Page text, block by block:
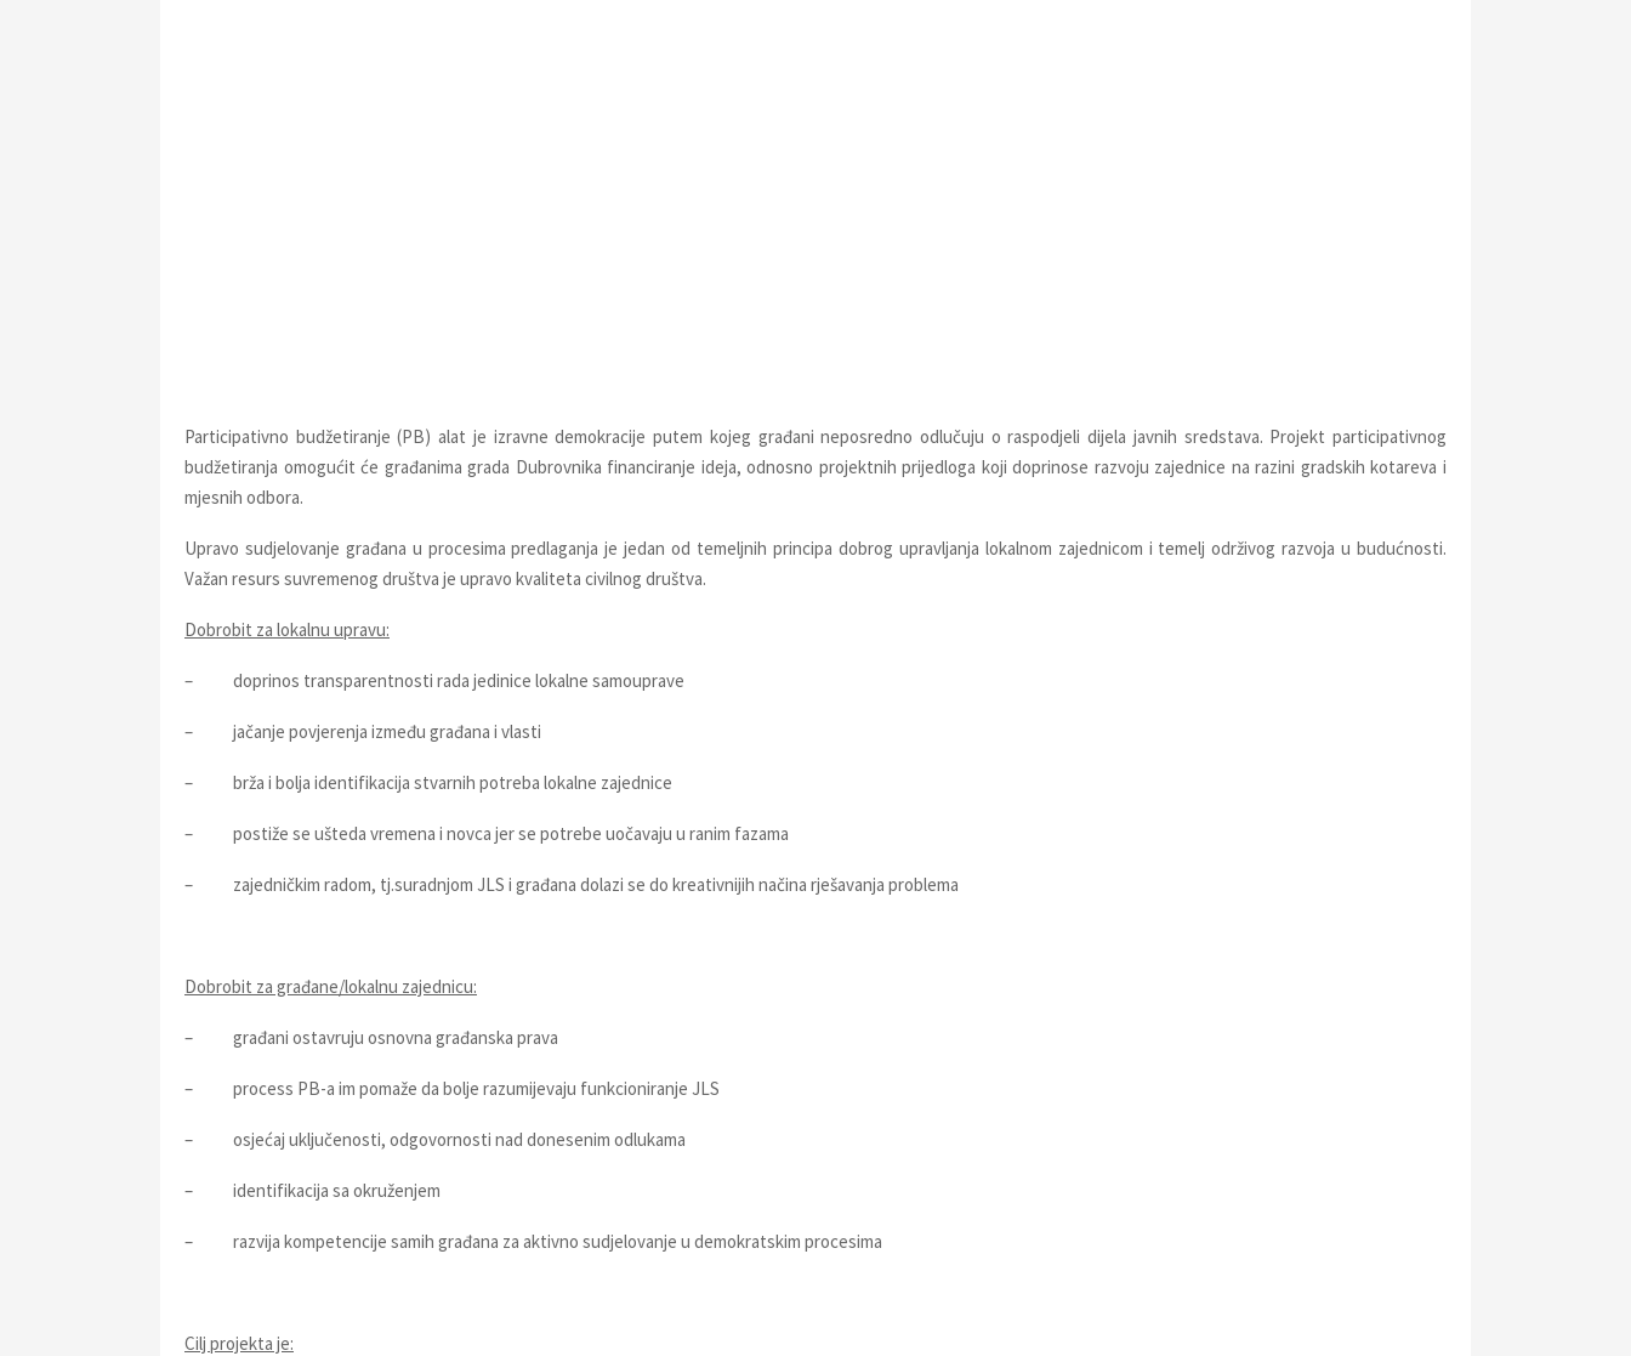
Participativno budžetiranje (PB) alat je izravne demokracije putem kojeg građani neposredno odlučuju o raspodjeli dijela javnih sredstava. Projekt participativnog
budžetiranja omogućit će građanima grada Dubrovnika financiranje ideja, odnosno projektnih prijedloga koji doprinose razvoju zajednice na razini gradskih kotareva i
mjesnih odbora.
Upravo sudjelovanje građana u procesima predlaganja je jedan od temeljnih principa dobrog upravljanja lokalnom zajednicom i temelj održivog razvoja u budućnosti.
Važan resurs suvremenog društva je upravo kvaliteta civilnog društva.
Dobrobit za lokalnu upravu:
– doprinos transparentnosti rada jedinice lokalne samouprave
– jačanje povjerenja između građana i vlasti
– brža i bolja identifikacija stvarnih potreba lokalne zajednice
– postiže se ušteda vremena i novca jer se potrebe uočavaju u ranim fazama
– zajedničkim radom, tj.suradnjom JLS i građana dolazi se do kreativnijih načina rješavanja problema
Dobrobit za građane/lokalnu zajednicu:
– građani ostavruju osnovna građanska prava
– process PB-a im pomaže da bolje razumijevaju funkcioniranje JLS
– osjećaj uključenosti, odgovornosti nad donesenim odlukama
– identifikacija sa okruženjem
– razvija kompetencije samih građana za aktivno sudjelovanje u demokratskim procesima
Cilj projekta je: